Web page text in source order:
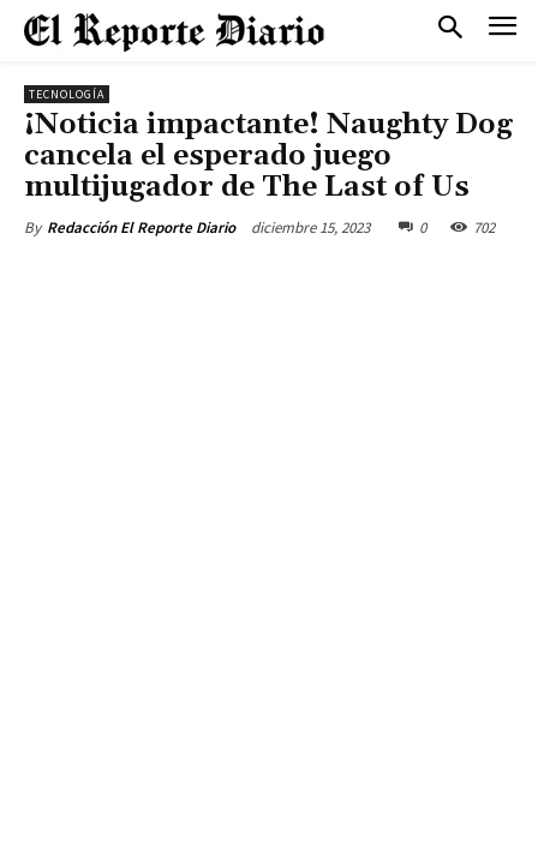
TECNOLOGÍA
¡Noticia impactante! Naughty Dog
cancela el esperado juego
multijugador de The Last of Us
By Redacción El Reporte Diario diciembre 15, 2023 0 702